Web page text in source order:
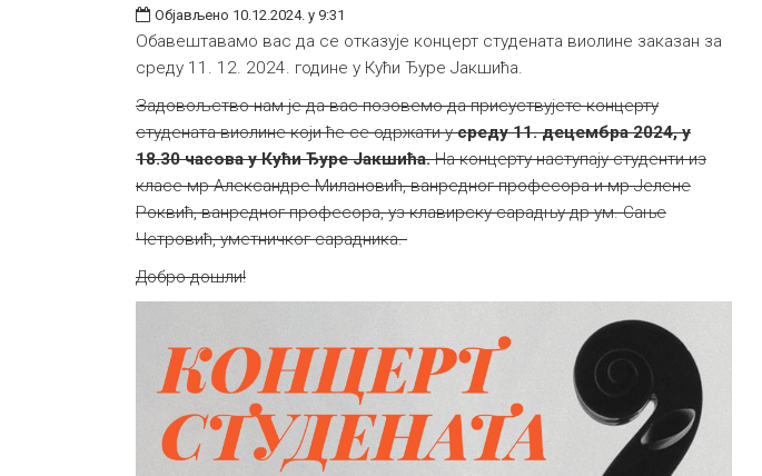
Објављено 10.12.2024. у 9:31
Обавештавамо вас да се отказује концерт студената виолине заказан за
среду 11. 12. 2024. године у Кући Ђуре Јакшића.
Задовољство нам је да вас позовемо да присуствујете концерту
студената виолине који ће се одржати усреду 11. децембра 2024, у
18.30 часова у Кући Ђуре Јакшића.На концерту наступају студенти из
класе мр Александре Милановић, ванредног професора и мр Јелене
Роквић, ванредног професора, уз клавирску сарадњу др ум. Сањe
Четровић, уметничког сарадника.
Добро дошли!